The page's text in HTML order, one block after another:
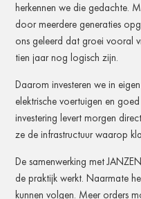
herkennen we die gedachte.
door meerdere generaties
ons geleerd dat groei vooral
tien jaar nog logisch zijn.
Daarom investeren we in
elektrische voertuigen en
investering levert morgen
ze de infrastructuur waarop
De samenwerking met
de praktijk werkt. Naarmate
kunnen volgen. Meer orders